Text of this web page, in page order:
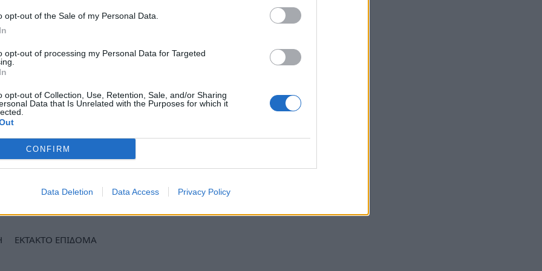
opt-out of the Sale of my Personal Data.
opt-out of processing my Personal Data for Targeted
opt-out of Collection, Use, Retention, Sale, and/or Sharing
Data that Is Unrelated with the Purposes for which it
CONFIRM
Data Deletion Data Access Privacy Policy
τονΟΠΕΚΑ.
των πλέον ευάλωτων συμπολιτών μας,
επιδομάτων από τον ΟΠΕΚΑ, που θα
οικονομικών αναγκών των
έκτακτης στήριξης βρίσκεται η ελληνική
συμπολίτες μας. Με πλήρη
έχει μεγαλύτερη ανάγκη, το υπουργείο
και μάθετε πρώτοι όλες τις ειδήσεις
ΕΚΤΑΚΤΟ ΕΠΙΔΟΜΑ